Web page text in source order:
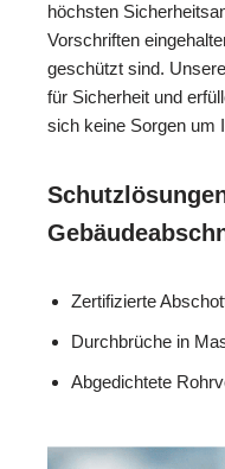
höchsten
Vorschriften
geschützt sind.
für Sicherheit und
sich keine Sorgen um
Zertifizierte
Durchbrüche in
Abgedichtete